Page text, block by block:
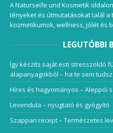
A Naturseife und Kosmetik
tényeket és útmutatásokat talál
kozmetikumok, wellness, jólét és
LEGUTÓBBI
Így készíts saját esti stresszoldó
alapanyagokból – ha te sem
Híres és hagyományos – Aleppói
Levendula – nyugtató és gyógyító
Szappan recept – Természetes